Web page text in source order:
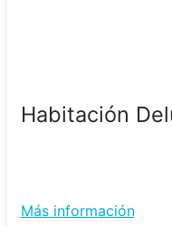
Habitación
Más información